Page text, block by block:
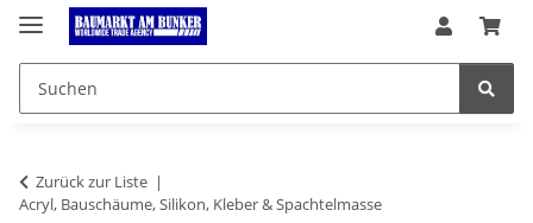
Zurück zur Liste
Acryl, Bauschäume, Silikon, Kleber & Spachtelmasse